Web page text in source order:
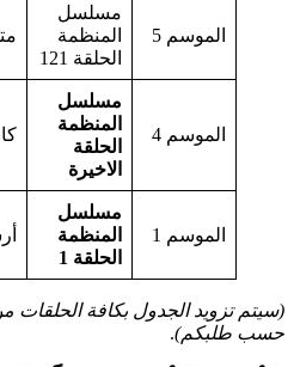
الموسم 5
مسلسل
المنظمة
الحلقة 121
الموسم 4
مسلسل
المنظمة
الحلقة
الاخيرة
الموسم 1
مسلسل
المنظمة
الحلقة 1
حسب طلبكم).